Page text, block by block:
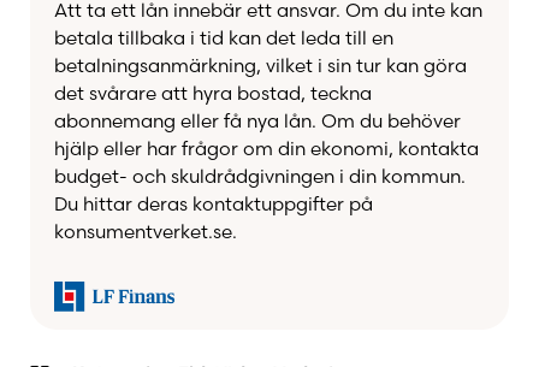
Att ta ett lån innebär ett ansvar. Om du inte kan
betala tillbaka i tid kan det leda till en
betalningsanmärkning, vilket i sin tur kan göra
det svårare att hyra bostad, teckna
abonnemang eller få nya lån. Om du behöver
hjälp eller har frågor om din ekonomi, kontakta
budget- och skuldrådgivningen i din kommun.
Du hittar deras kontaktuppgifter på
konsumentverket.se.